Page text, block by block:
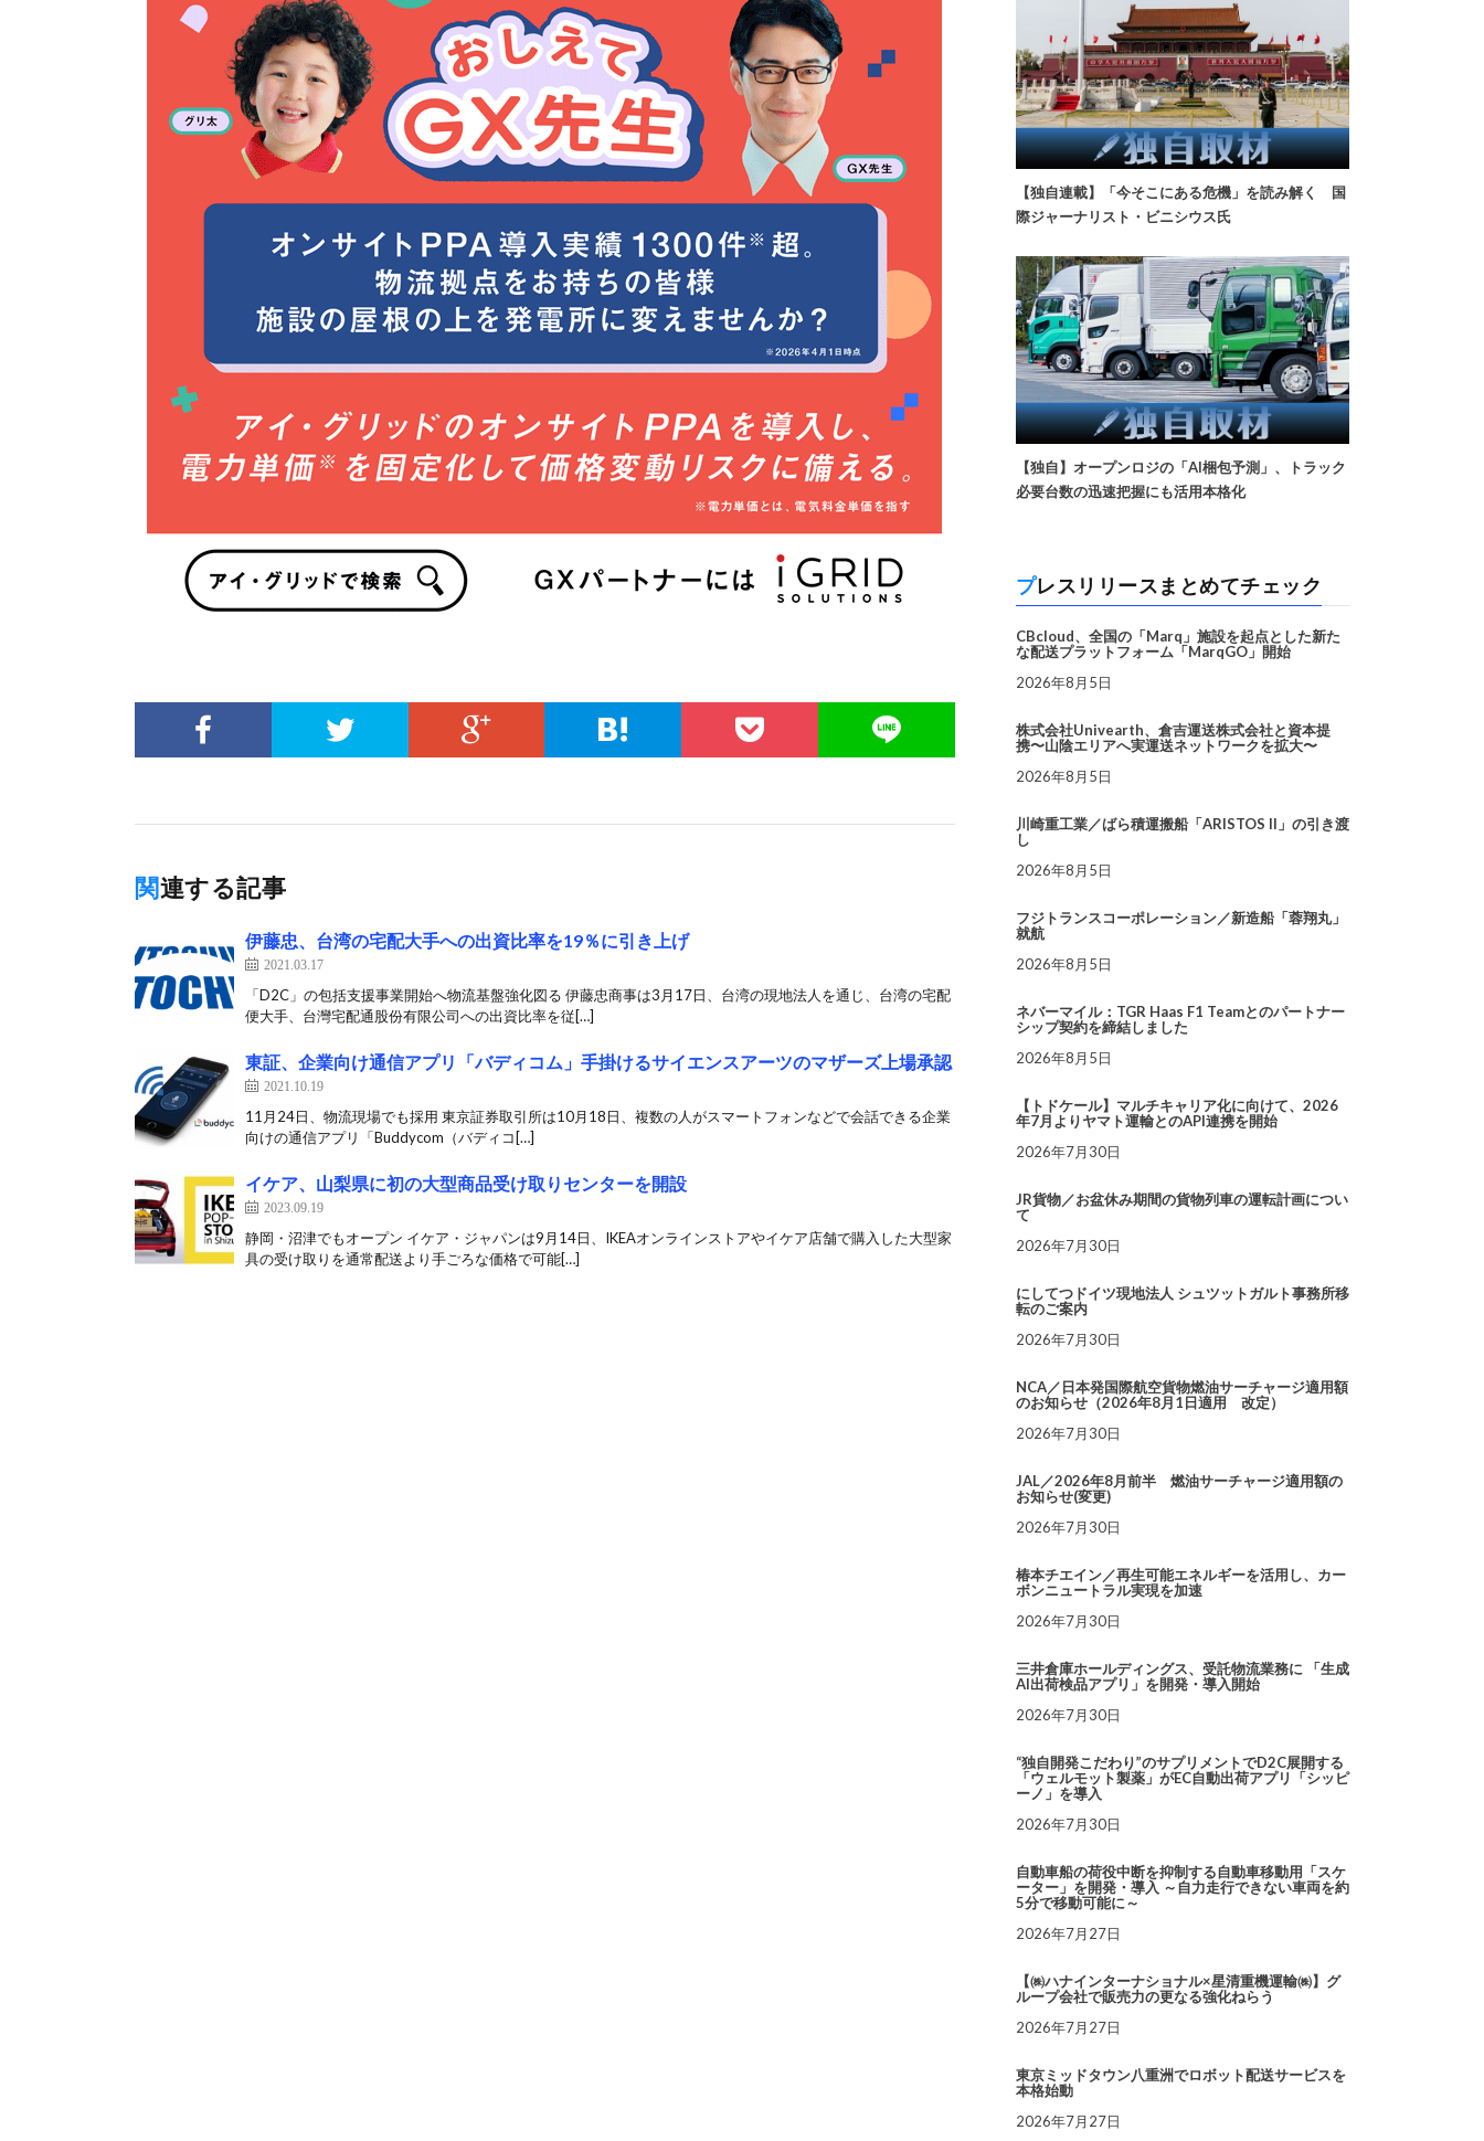
関連する記事
伊藤忠、台湾の宅配大手への出資比率を19％に引き上げ
2021.03.17
「D2C」の包括支援事業開始へ物流基盤強化図る 伊藤忠商事は3月17日、台湾の現地法人を通じ、台湾の宅配
便大手、台灣宅配通股份有限公司への出資比率を従[…]
東証、企業向け通信アプリ「バディコム」手掛けるサイエンスアーツのマザーズ上場承認
2021.10.19
11月24日、物流現場でも採用 東京証券取引所は10月18日、複数の人がスマートフォンなどで会話できる企業
向けの通信アプリ「Buddycom（バディコ[…]
イケア、山梨県に初の大型商品受け取りセンターを開設
2023.09.19
静岡・沼津でもオープン イケア・ジャパンは9月14日、IKEAオンラインストアやイケア店舗で購入した大型家
具の受け取りを通常配送より手ごろな価格で可能[…]
【独自連載】「今そこにある危機」を読み解く 国
際ジャーナリスト・ビニシウス氏
【独自】オープンロジの「AI梱包予測」、トラック
必要台数の迅速把握にも活用本格化
プレスリリースまとめてチェック
CBcloud、全国の「Marq」施設を起点とした新た
な配送プラットフォーム「MarqGO」開始
2026年8月5日
株式会社Univearth、倉吉運送株式会社と資本提
携〜山陰エリアへ実運送ネットワークを拡大〜
2026年8月5日
川崎重工業／ばら積運搬船「ARISTOS II」の引き渡
し
2026年8月5日
フジトランスコーポレーション／新造船「蓉翔丸」
就航
2026年8月5日
ネバーマイル：TGR Haas F1 Teamとのパートナー
シップ契約を締結しました
2026年8月5日
【トドケール】マルチキャリア化に向けて、2026
年7月よりヤマト運輸とのAPI連携を開始
2026年7月30日
JR貨物／お盆休み期間の貨物列車の運転計画につい
て
2026年7月30日
にしてつドイツ現地法人 シュツットガルト事務所移
転のご案内
2026年7月30日
NCA／日本発国際航空貨物燃油サーチャージ適用額
のお知らせ（2026年8月1日適用 改定）
2026年7月30日
JAL／2026年8月前半 燃油サーチャージ適用額の
お知らせ(変更)
2026年7月30日
椿本チエイン／再生可能エネルギーを活用し、カー
ボンニュートラル実現を加速
2026年7月30日
三井倉庫ホールディングス、受託物流業務に 「生成
AI出荷検品アプリ」を開発・導入開始
2026年7月30日
“独自開発こだわり”のサプリメントでD2C展開する
「ウェルモット製薬」がEC自動出荷アプリ「シッピ
ーノ」を導入
2026年7月30日
自動車船の荷役中断を抑制する自動車移動用「スケ
ーター」を開発・導入 ～自力走行できない車両を約
5分で移動可能に～
2026年7月27日
【㈱ハナインターナショナル×星清重機運輸㈱】グ
ループ会社で販売力の更なる強化ねらう
2026年7月27日
東京ミッドタウン八重洲でロボット配送サービスを
本格始動
2026年7月27日